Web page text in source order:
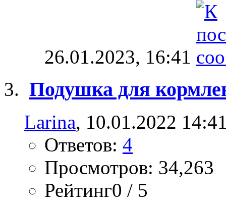
26.01.2023, 16:41
Подушка для
Larina, 10.01.2022
Ответов: 4
Просмотров: 34,263
Рейтинг0 / 5